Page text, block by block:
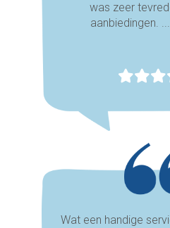
was zeer
aanbiedingen. ...
Wat een handige